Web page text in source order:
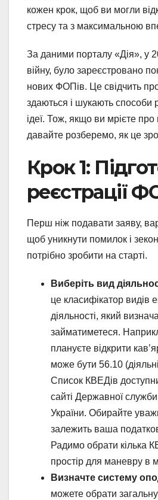
кожен крок, щоб ви могли
стресу та з максимальною
За даними порталу «Дія», у
війну, було зареєстровано
нових ФОПів. Це свідчить
здаються і шукають способи
ідеї. Тож, якщо ви мрієте про
давайте розберемо, як це
Крок 1:
реєстрації
Перш ніж подавати заяву,
щоб уникнути помилок і
потрібно зробити на старті.
Виберіть вид
це класифікатор видів
діяльності, який
займатиметеся.
плануєте відкрити
може бути 56.10
Список КВЕДів
сайті Державної служби
України. Обирайте
залежить ваша
Радимо обрати кілька
простір для маневру в
Визначте систему
можете обрати